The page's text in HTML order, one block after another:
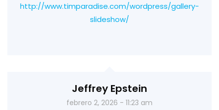
http://www.timparadise.com/wordpress/gallery-
slideshow/
Jeffrey Epstein
febrero 2, 2026 - 11:23 am